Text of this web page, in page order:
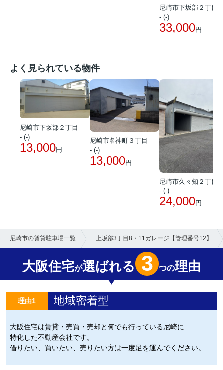
尼崎市下坂部２丁目
- (-)
33,000円
よく見られている物件
尼崎市下坂部２丁目
- (-)
13,000円
尼崎市名神町３丁目
- (-)
13,000円
尼崎市久々知２丁目
- (-)
24,000円
尼崎市の賃貸駐車場一覧 上坂部3丁目8・11ガレージ【管理番号12】
大阪住宅が選ばれる 3 つの理由
理由1 地域密着型
大阪住宅は賃貸・売買・売却と何でも行っている尼崎に
特化した不動産会社です。
借りたい、買いたい、売りたい方は一度足を運んでください。